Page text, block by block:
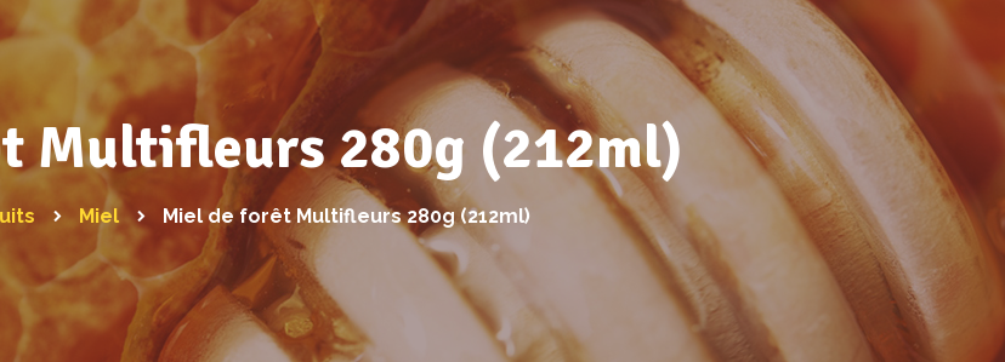
Multifleurs 280g (212ml)
Miel Miel de forêt Multifleurs 280g (212ml)